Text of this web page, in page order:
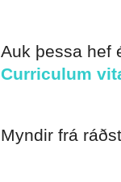
Auk þessa hef
Curriculum
Myndir frá